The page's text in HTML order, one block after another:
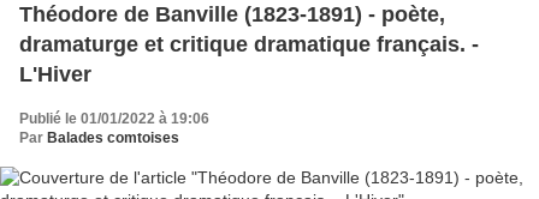
Théodore de Banville (1823-1891) - poète,
dramaturge et critique dramatique français. -
L'Hiver
Publié le 01/01/2022 à 19:06
Par Balades comtoises